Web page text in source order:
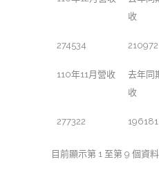
收
274534 210972
110年11月營收
去年同
收
277322 196181
目前顯示第 1 至第 9 個資